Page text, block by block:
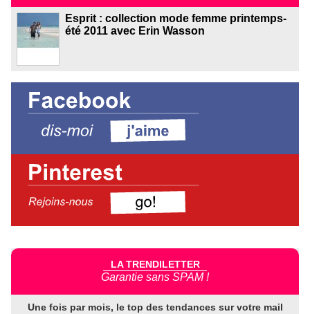
Esprit : collection mode femme printemps-
été 2011 avec Erin Wasson
LA TRENDILETTER
Garantie sans SPAM !
Une fois par mois, le top des tendances sur votre mail